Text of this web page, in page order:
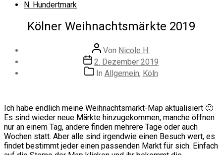
N. Hundertmark
Kölner Weihnachtsmärkte 2019
Beitragsautor
Von Nicole H.
Veröffentlichungsdatum
2. Dezember 2019
Kategorien
In Allgemein, Köln
Ich habe endlich meine Weihnachtsmarkt-Map aktualisiert 🙂
Es sind wieder neue Märkte hinzugekommen, manche öffnen
nur an einem Tag, andere finden mehrere Tage oder auch
Wochen statt. Aber alle sind irgendwie einen Besuch wert, es
findet bestimmt jeder einen passenden Markt für sich. Einfach